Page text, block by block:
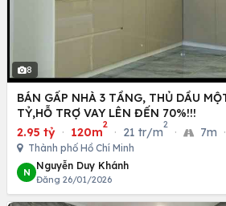
8
BÁN GẤP NHÀ 3 TẦNG, THỦ DẦU
TỶ,HỖ TRỢ VAY LÊN ĐẾN 70%!!!
2.95 tỷ · 120m
2
· 21 tr/m
2
· 7m ·
Thành phố Hồ Chí Minh
N
Nguyễn Duy Khánh
Đăng 26/01/2026